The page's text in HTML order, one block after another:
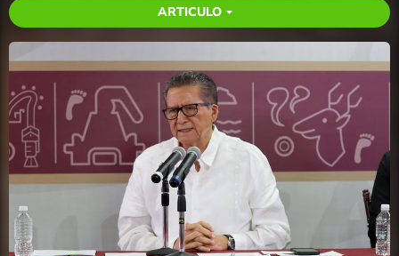
ARTICULO arrow_drop_down